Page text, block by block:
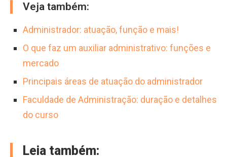
Veja também:
Administrador: atuação, função e mais!
O que faz um auxiliar administrativo: funções e
mercado
Principais áreas de atuação do administrador
Faculdade de Administração: duração e detalhes
do curso
Leia também: